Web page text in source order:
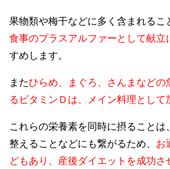
果物類や梅干などに多く含まれるこ
食事のプラスアルファーとして献立
すめします。
またひらめ、まぐろ、さんまなどの
るビタミンＤは、メイン料理として
これらの栄養素を同時に摂ること
整えることなどにも繋がるため、 お
どもあり、産後ダイエットを成功さ